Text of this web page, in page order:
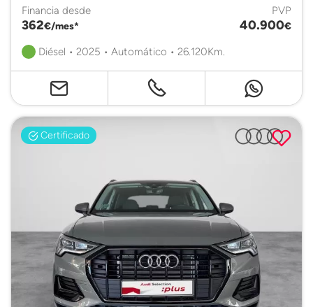
Financia desde
362€/mes*
PVP
40.900€
Diésel • 2025 • Automático • 26.120Km.
Certificado